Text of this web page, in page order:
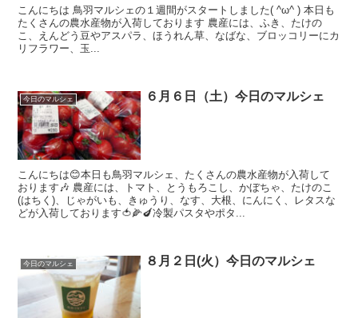
こんにちは 鳥羽マルシェの１週間がスタートしました( ^ω^ ) 本日も
たくさんの農水産物が入荷しております 農産には、ふき、たけの
こ、えんどう豆やアスパラ、ほうれん草、なばな、ブロッコリーにカ
リフラワー、玉...
今日のマルシェ ６月６日（土）今日のマルシェ
こんにちは😊本日も鳥羽マルシェ、たくさんの農水産物が入荷して
おります🎶 農産には、トマト、とうもろこし、かぼちゃ、たけのこ
(はちく)、じゃがいも、きゅうり、なす、大根、にんにく、レタスな
どが入荷しております🍅🌽🍆冷製パスタやポタ...
今日のマルシェ ８月２日(火）今日のマルシェ